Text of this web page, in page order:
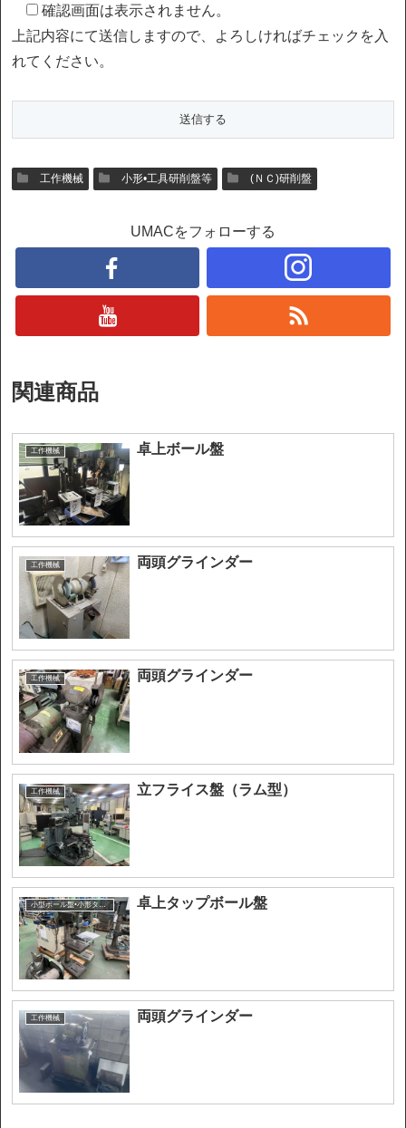
確認画面は表示されません。
上記内容にて送信しますので、よろしければチェックを入
れてください。
工作機械 小形•工具研削盤等 (ＮＣ)研削盤
UMACをフォローする
関連商品
工作機械 卓上ボール盤
工作機械 両頭グラインダー
工作機械 両頭グラインダー
工作機械 立フライス盤（ラム型）
小型ボール盤•小形タップ盤•ユニット 卓上タップボール盤
工作機械 両頭グラインダー